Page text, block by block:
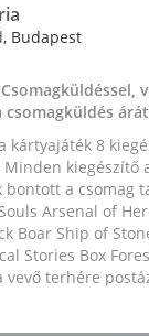
, Budapest
csomagküldés
kártyajáték 8
kiegészítő
bontott a csomag
Arsenal of
Boar Ship of
Stories Box
vevő terhére